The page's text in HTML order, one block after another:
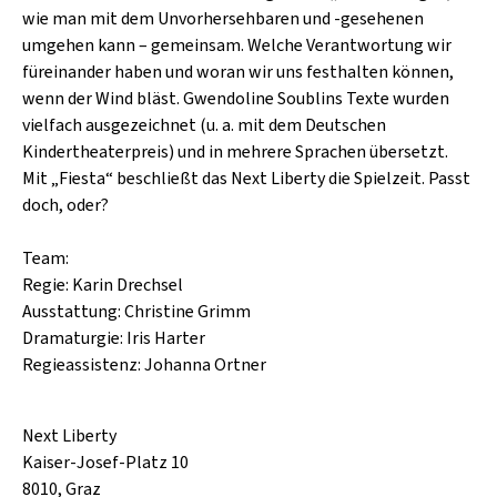
CAFÉ WOLF
POSTGARAGE
KUNSTGARTEN
KRISTALLWERK
GOLD & PECH THEATER
HARD & HEAVY
SINGER-SONGWRITER
VOLKSMUSIK
KULTURLAND STEIERMARK
wie man mit dem Unvorhersehbaren und -gesehenen
umgehen kann – gemeinsam. Welche Verantwortung wir
füreinander haben und woran wir uns festhalten können,
wenn der Wind bläst. Gwendoline Soublins Texte wurden
vielfach ausgezeichnet (u. a. mit dem Deutschen
Kindertheaterpreis) und in mehrere Sprachen übersetzt.
Mit „Fiesta“ beschließt das Next Liberty die Spielzeit. Passt
doch, oder?
Team:
Regie: Karin Drechsel
Ausstattung: Christine Grimm
Dramaturgie: Iris Harter
Regieassistenz: Johanna Ortner
Next Liberty
Kaiser-Josef-Platz 10
8010, Graz